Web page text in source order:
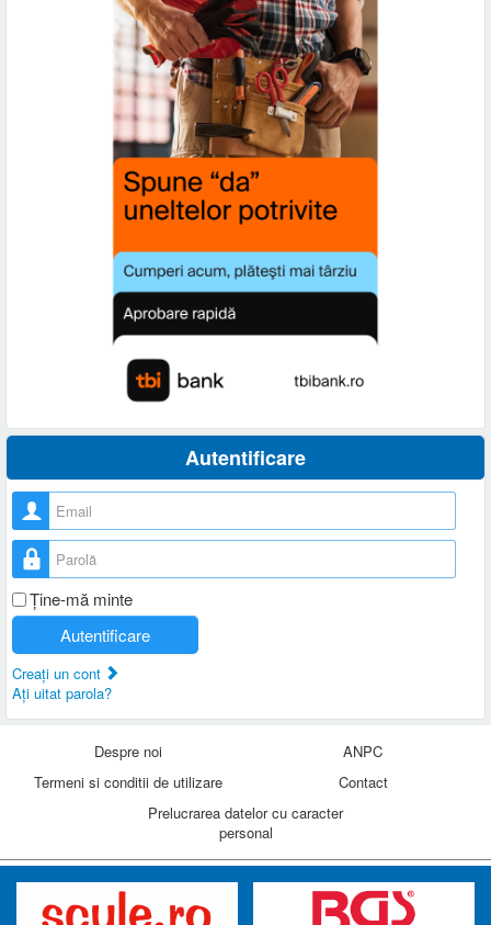
Autentificare
Nume utilizator
Parolă
Ţine-mă minte
Autentificare
Creaţi un cont
Aţi uitat parola?
Despre noi
ANPC
Termeni si conditii de utilizare
Contact
Prelucrarea datelor cu caracter
personal